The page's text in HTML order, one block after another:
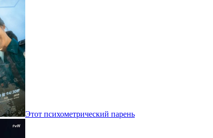
Этот психометрический парень